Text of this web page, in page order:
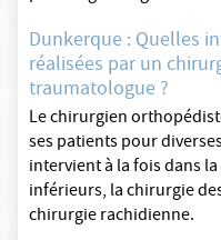
Dunkerque : Quelles
réalisées par un
traumatologue ?
Le chirurgien
ses patients pour
intervient à la fois dans
inférieurs, la chirurgie
chirurgie rachidienne.